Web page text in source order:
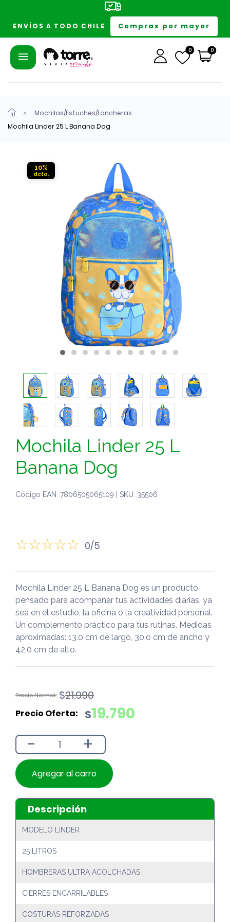
ENVÍOS A TODO CHILE Compras por mayor
0 0
Mochilas/Estuches/Loncheras
Mochila Linder 25 L Banana Dog
10%
Mochila Linder 25 L
Banana Dog
Código EAN: 7806505065109 | SKU: 35506
0/5
Mochila Linder 25 L Banana Dog es un producto
pensado para acompañar tus actividades diarias, ya
sea en el estudio, la oficina o la creatividad personal.
Un complemento práctico para tus rutinas. Medidas
aproximadas: 13.0 cm de largo, 30.0 cm de ancho y
42.0 cm de alto.
$21.990
El
original
$21.990.
$19.790
El
actual
$19.790.
- +
Agregar al carro
Descripción
MODELO LINDER
25 LITROS
HOMBRERAS ULTRA ACOLCHADAS
CIERRES ENCARRILABLES
COSTURAS REFORZADAS